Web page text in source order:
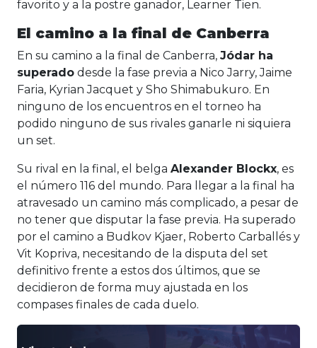
favorito y a la postre ganador, Learner Tien.
El camino a la final de Canberra
En su camino a la final de Canberra, Jódar ha
superado desde la fase previa a Nico Jarry, Jaime
Faria, Kyrian Jacquet y Sho Shimabukuro. En
ninguno de los encuentros en el torneo ha
podido ninguno de sus rivales ganarle ni siquiera
un set.
Su rival en la final, el belga Alexander Blockx, es
el número 116 del mundo. Para llegar a la final ha
atravesado un camino más complicado, a pesar de
no tener que disputar la fase previa. Ha superado
por el camino a Budkov Kjaer, Roberto Carballés y
Vit Kopriva, necesitando de la disputa del set
definitivo frente a estos dos últimos, que se
decidieron de forma muy ajustada en los
compases finales de cada duelo.